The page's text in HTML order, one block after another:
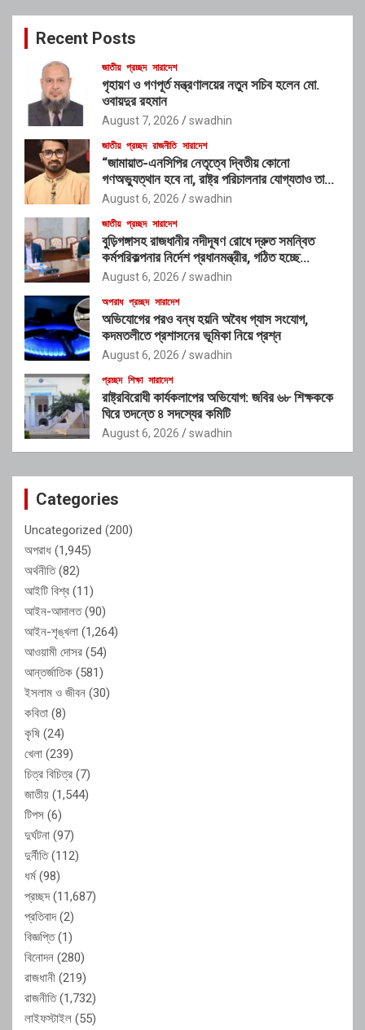
c
Recent Posts
জাতীয় প্রচ্ছদ সারাদেশ
গৃহায়ণ ও গণপূর্ত মন্ত্রণালয়ের নতুন সচিব হলেন মো.
ওবায়দুর রহমান
August 7, 2026 swadhin
জাতীয় প্রচ্ছদ রাজনীতি সারাদেশ
“জামায়াত-এনসিপির নেতৃত্বে দ্বিতীয় কোনো
গণঅভ্যুত্থান হবে না, রাষ্ট্র পরিচালনার যোগ্যতাও তাদের
নেই”: রাশেদ খাঁনের
August 6, 2026 swadhin
জাতীয় প্রচ্ছদ সারাদেশ
বুড়িগঙ্গাসহ রাজধানীর নদীদূষণ রোধে দ্রুত সমন্বিত
কর্মপরিকল্পনার নির্দেশ প্রধানমন্ত্রীর, গঠিত হচ্ছে
আন্তঃসংস্থা সমন্বয় কমিটি
August 6, 2026 swadhin
অপরাধ প্রচ্ছদ সারাদেশ
অভিযোগের পরও বন্ধ হয়নি অবৈধ গ্যাস সংযোগ,
কদমতলীতে প্রশাসনের ভূমিকা নিয়ে প্রশ্ন
August 6, 2026 swadhin
প্রচ্ছদ শিক্ষা সারাদেশ
রাষ্ট্রবিরোধী কার্যকলাপের অভিযোগ: জবির ৬৮ শিক্ষককে
ঘিরে তদন্তে ৪ সদস্যের কমিটি
August 6, 2026 swadhin
Categories
Uncategorized (200)
অপরাধ (1,945)
অর্থনীতি(82)
আইটি বিশ্ব (11)
আইন-আদালত(90)
আইন-শৃঙ্খলা (1,264)
আওয়ামী দোসর (54)
আন্তর্জাতিক (581)
ইসলাম ও জীবন (30)
কবিতা (8)
কৃষি (24)
খেলা (239)
চিত্র বিচিত্র (7)
জাতীয় (1,544)
টিপস (6)
দুর্ঘটনা (97)
দুর্নীতি(112)
ধর্ম(98)
প্রচ্ছদ(11,687)
প্রতিবাদ(2)
বিজ্ঞপ্তি(1)
বিনোদন (280)
রাজধানী (219)
রাজনীতি(1,732)
লাইফস্টাইল (55)